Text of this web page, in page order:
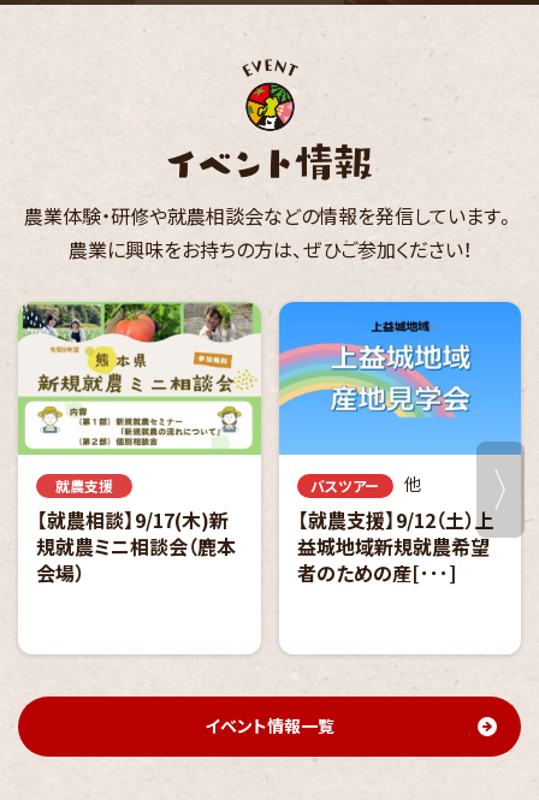
農業体験・研修や就農相談会などの情報を発信しています。
農業に興味をお持ちの方は、ぜひご参加ください！
就農支援
【就農相談】9/17(木)新
規就農ミニ相談会（鹿本
会場）
バスツアー 他
【就農支援】9/12（土）上
益城地域新規就農希望
者のための産[･･･]
イベント情報一覧